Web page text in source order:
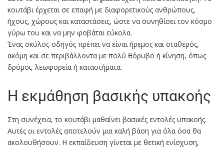
κουτάβι έρχεται σε επαφή με διαφορετικούς ανθρώπους,
ήχους, χώρους και καταστάσεις, ώστε να συνηθίσει τον κόσμο
γύρω του και να μην φοβάται εύκολα.
Ένας σκύλος-οδηγός πρέπει να είναι ήρεμος και σταθερός,
ακόμη και σε περιβάλλοντα με πολύ θόρυβο ή κίνηση, όπως
δρόμοι, λεωφορεία ή καταστήματα.
Η εκμάθηση βασικής υπακοής
Στη συνέχεια, το κουτάβι μαθαίνει βασικές εντολές υπακοής.
Αυτές οι εντολές αποτελούν μια καλή βάση για όλα όσα θα
ακολουθήσουν. Η εκπαίδευση γίνεται με θετική ενίσχυση,